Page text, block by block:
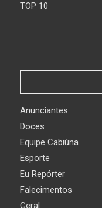
TOP 10
Anunciantes
Doces
Equipe Cabiúna
Esporte
Eu Repórter
Falecimentos
Geral